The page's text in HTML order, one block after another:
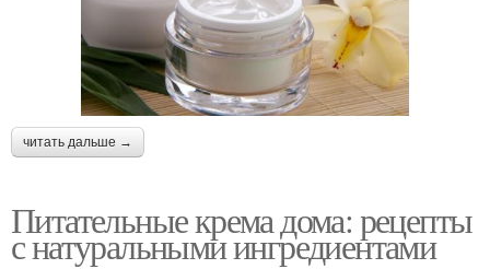
читать дальше →
Питательные крема дома: рецепты
с натуральными ингредиентами